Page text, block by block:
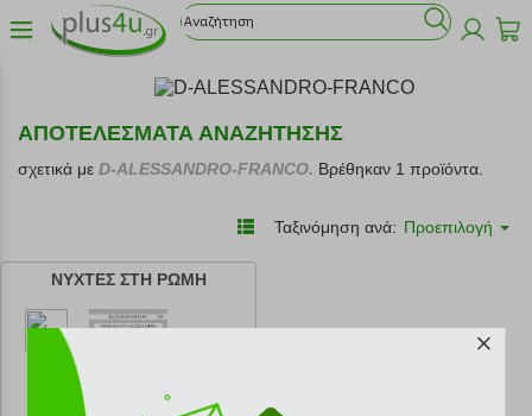
ΑΠΟΤΕΛΕΣΜΑΤΑ ΑΝΑΖΗΤΗΣΗΣ
σχετικά με D-ALESSANDRO-FRANCO. Βρέθηκαν 1 προϊόντα.
Ταξινόμηση ανά: Προεπιλογή
ΝΥΧΤΕΣ ΣΤΗ ΡΩΜΗ